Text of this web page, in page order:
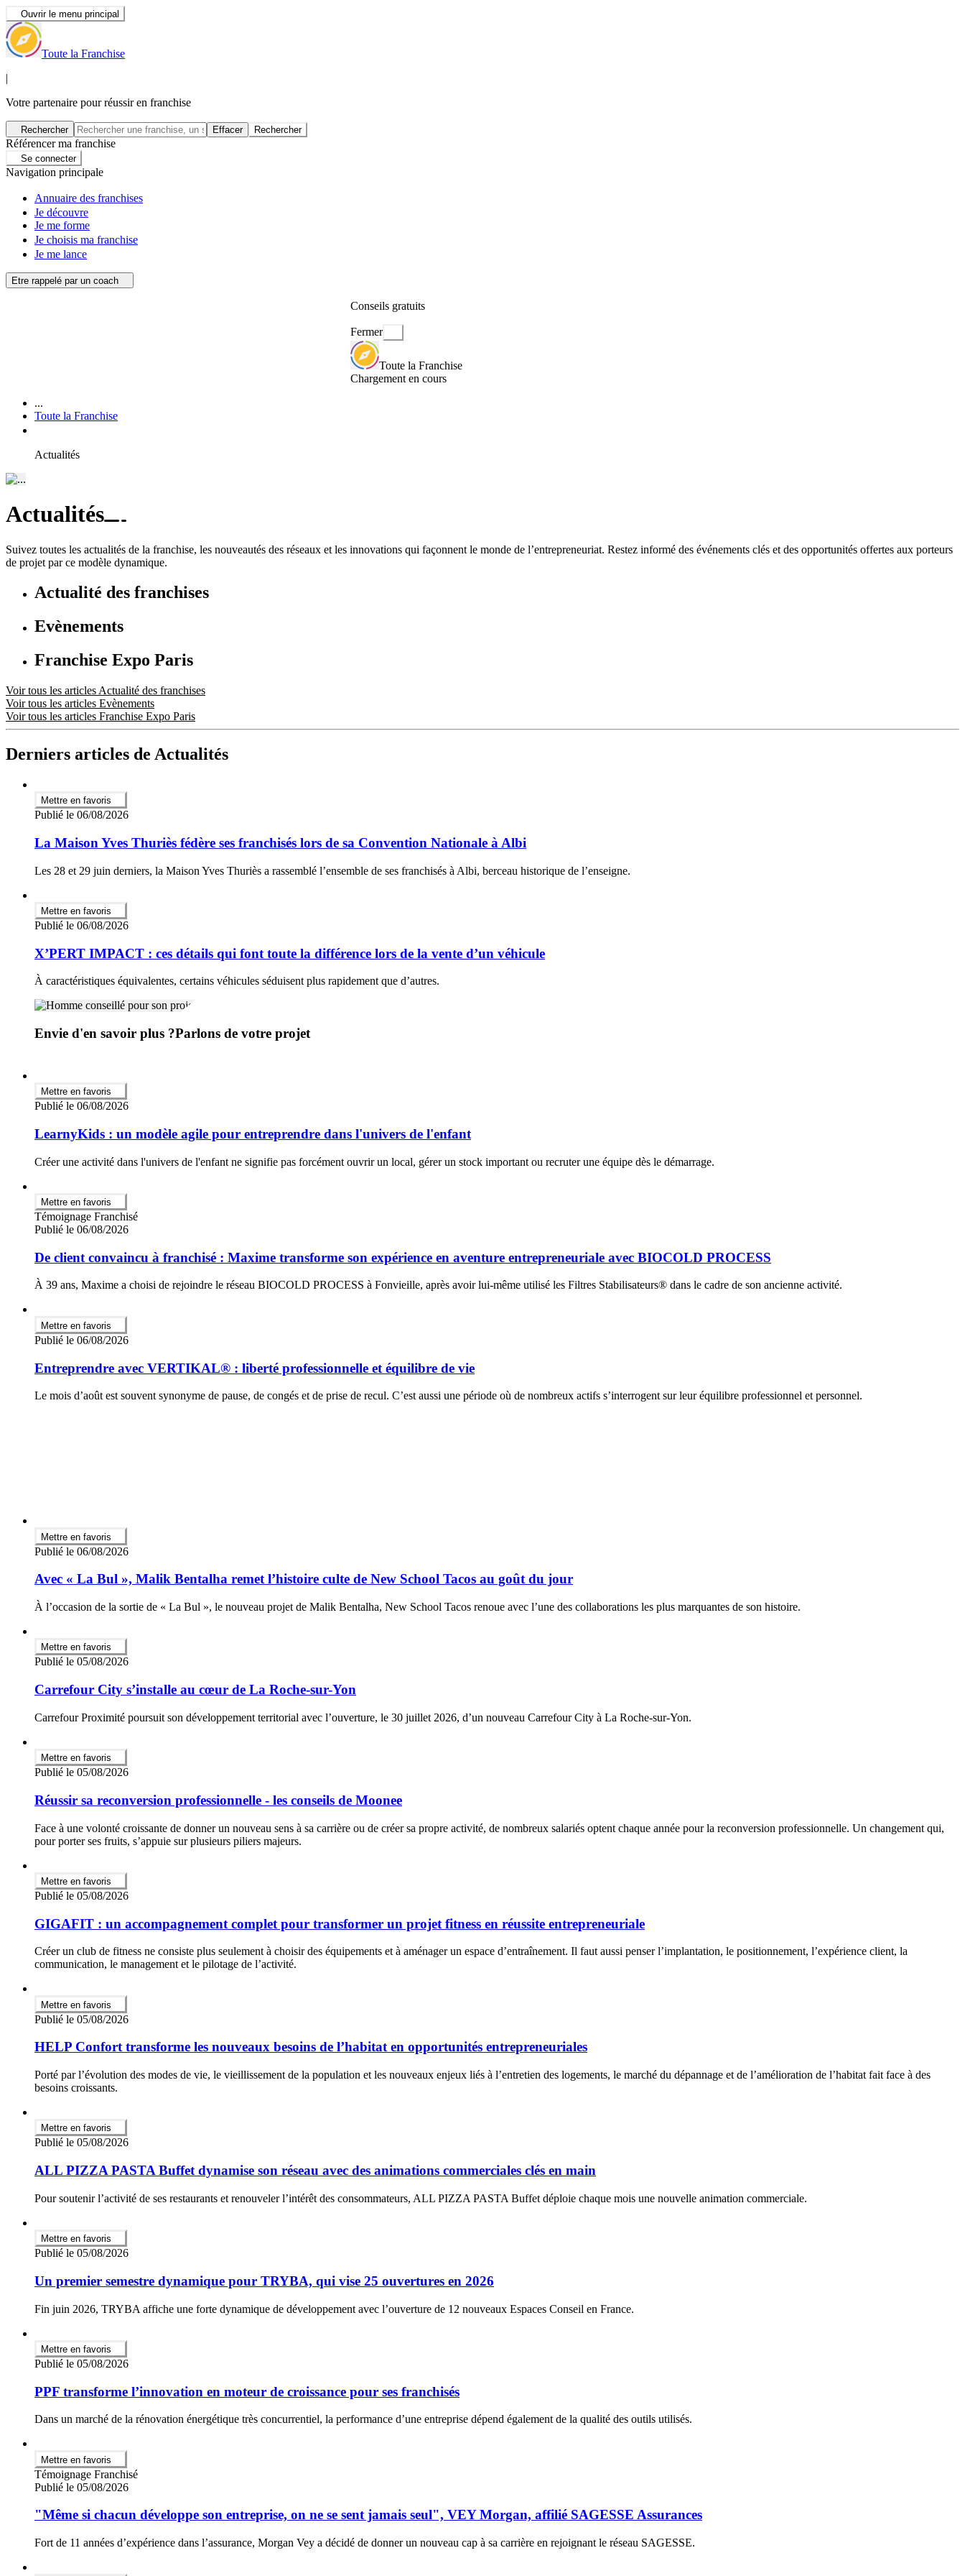
Ouvrir le menu principal
Toute la Franchise
|
Votre partenaire pour réussir en franchise
Rechercher Effacer Rechercher
Référencer ma franchise
Se connecter
Navigation principale
Annuaire des franchises
Je découvre
Je me forme
Je choisis ma franchise
Je me lance
Etre rappelé par un coach
Conseils gratuits
Fermer
Toute la Franchise
Chargement en cours
...
Toute la Franchise
Actualités
Actualités
Suivez toutes les actualités de la franchise, les nouveautés des réseaux et les innovations qui façonnent le monde de l’entrepreneuriat. Restez informé des événements clés et des opportunités offertes aux porteurs
de projet par ce modèle dynamique.
Actualité des franchises
Evènements
Franchise Expo Paris
Voir tous les articles Actualité des franchises
Voir tous les articles Evènements
Voir tous les articles Franchise Expo Paris
Derniers articles de Actualités
Mettre en favoris
Publié le 06/08/2026
La Maison Yves Thuriès fédère ses franchisés lors de sa Convention Nationale à Albi
Les 28 et 29 juin derniers, la Maison Yves Thuriès a rassemblé l’ensemble de ses franchisés à Albi, berceau historique de l’enseigne.
Mettre en favoris
Publié le 06/08/2026
X’PERT IMPACT : ces détails qui font toute la différence lors de la vente d’un véhicule
À caractéristiques équivalentes, certains véhicules séduisent plus rapidement que d’autres.
Envie d'en savoir plus ?Parlons de votre projet
Mettre en favoris
Publié le 06/08/2026
LearnyKids : un modèle agile pour entreprendre dans l'univers de l'enfant
Créer une activité dans l'univers de l'enfant ne signifie pas forcément ouvrir un local, gérer un stock important ou recruter une équipe dès le démarrage.
Mettre en favoris
Témoignage Franchisé
Publié le 06/08/2026
De client convaincu à franchisé : Maxime transforme son expérience en aventure entrepreneuriale avec BIOCOLD PROCESS
À 39 ans, Maxime a choisi de rejoindre le réseau BIOCOLD PROCESS à Fonvieille, après avoir lui-même utilisé les Filtres Stabilisateurs® dans le cadre de son ancienne activité.
Mettre en favoris
Publié le 06/08/2026
Entreprendre avec VERTIKAL® : liberté professionnelle et équilibre de vie
Le mois d’août est souvent synonyme de pause, de congés et de prise de recul. C’est aussi une période où de nombreux actifs s’interrogent sur leur équilibre professionnel et personnel.
Mettre en favoris
Publié le 06/08/2026
Avec « La Bul », Malik Bentalha remet l’histoire culte de New School Tacos au goût du jour
À l’occasion de la sortie de « La Bul », le nouveau projet de Malik Bentalha, New School Tacos renoue avec l’une des collaborations les plus marquantes de son histoire.
Mettre en favoris
Publié le 05/08/2026
Carrefour City s’installe au cœur de La Roche-sur-Yon
Carrefour Proximité poursuit son développement territorial avec l’ouverture, le 30 juillet 2026, d’un nouveau Carrefour City à La Roche-sur-Yon.
Mettre en favoris
Publié le 05/08/2026
Réussir sa reconversion professionnelle - les conseils de Moonee
Face à une volonté croissante de donner un nouveau sens à sa carrière ou de créer sa propre activité, de nombreux salariés optent chaque année pour la reconversion professionnelle. Un changement qui,
pour porter ses fruits, s’appuie sur plusieurs piliers majeurs.
Mettre en favoris
Publié le 05/08/2026
GIGAFIT : un accompagnement complet pour transformer un projet fitness en réussite entrepreneuriale
Créer un club de fitness ne consiste plus seulement à choisir des équipements et à aménager un espace d’entraînement. Il faut aussi penser l’implantation, le positionnement, l’expérience client, la
communication, le management et le pilotage de l’activité.
Mettre en favoris
Publié le 05/08/2026
HELP Confort transforme les nouveaux besoins de l’habitat en opportunités entrepreneuriales
Porté par l’évolution des modes de vie, le vieillissement de la population et les nouveaux enjeux liés à l’entretien des logements, le marché du dépannage et de l’amélioration de l’habitat fait face à des
besoins croissants.
Mettre en favoris
Publié le 05/08/2026
ALL PIZZA PASTA Buffet dynamise son réseau avec des animations commerciales clés en main
Pour soutenir l’activité de ses restaurants et renouveler l’intérêt des consommateurs, ALL PIZZA PASTA Buffet déploie chaque mois une nouvelle animation commerciale.
Mettre en favoris
Publié le 05/08/2026
Un premier semestre dynamique pour TRYBA, qui vise 25 ouvertures en 2026
Fin juin 2026, TRYBA affiche une forte dynamique de développement avec l’ouverture de 12 nouveaux Espaces Conseil en France.
Mettre en favoris
Publié le 05/08/2026
PPF transforme l’innovation en moteur de croissance pour ses franchisés
Dans un marché de la rénovation énergétique très concurrentiel, la performance d’une entreprise dépend également de la qualité des outils utilisés.
Mettre en favoris
Témoignage Franchisé
Publié le 05/08/2026
"Même si chacun développe son entreprise, on ne se sent jamais seul", VEY Morgan, affilié SAGESSE Assurances
Fort de 11 années d’expérience dans l’assurance, Morgan Vey a décidé de donner un nouveau cap à sa carrière en rejoignant le réseau SAGESSE.